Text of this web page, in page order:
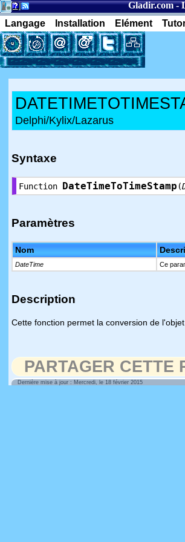
Gladir.com-
Langage
Installation Elément
Delphi/Kylix/Lazarus
Syntaxe
Function DateTimeToTimeStamp (
Paramètres
Nom
DateTime Ce
Description
Cette fonction permet la conversion de
PARTAGER CETTE
Dernière mise à jour : Mercredi, le 18 février 2015